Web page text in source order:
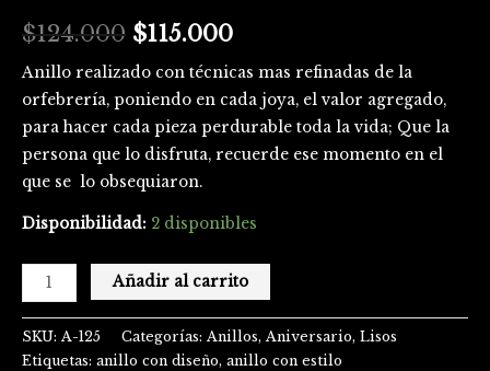
$124.000 $115.000
Anillo realizado con técnicas mas refinadas de la
orfebrería, poniendo en cada joya, el valor agregado,
para hacer cada pieza perdurable toda la vida; Que la
persona que lo disfruta, recuerde ese momento en el
que se lo obsequiaron.
Disponibilidad: 2 disponibles
Añadir al carrito
SKU: A-125 Categorías: Anillos, Aniversario, Lisos
Etiquetas: anillo con diseño, anillo con estilo